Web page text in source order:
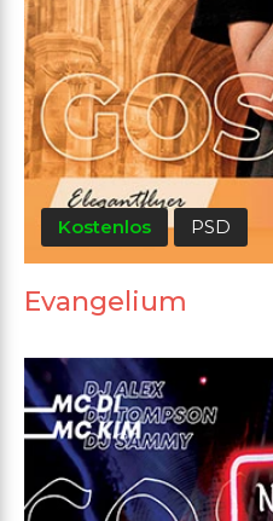
Kostenlos PSD
Evangelium